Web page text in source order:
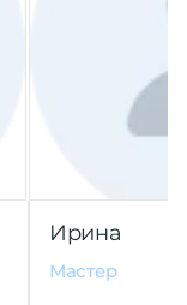
Ирина
Мастер